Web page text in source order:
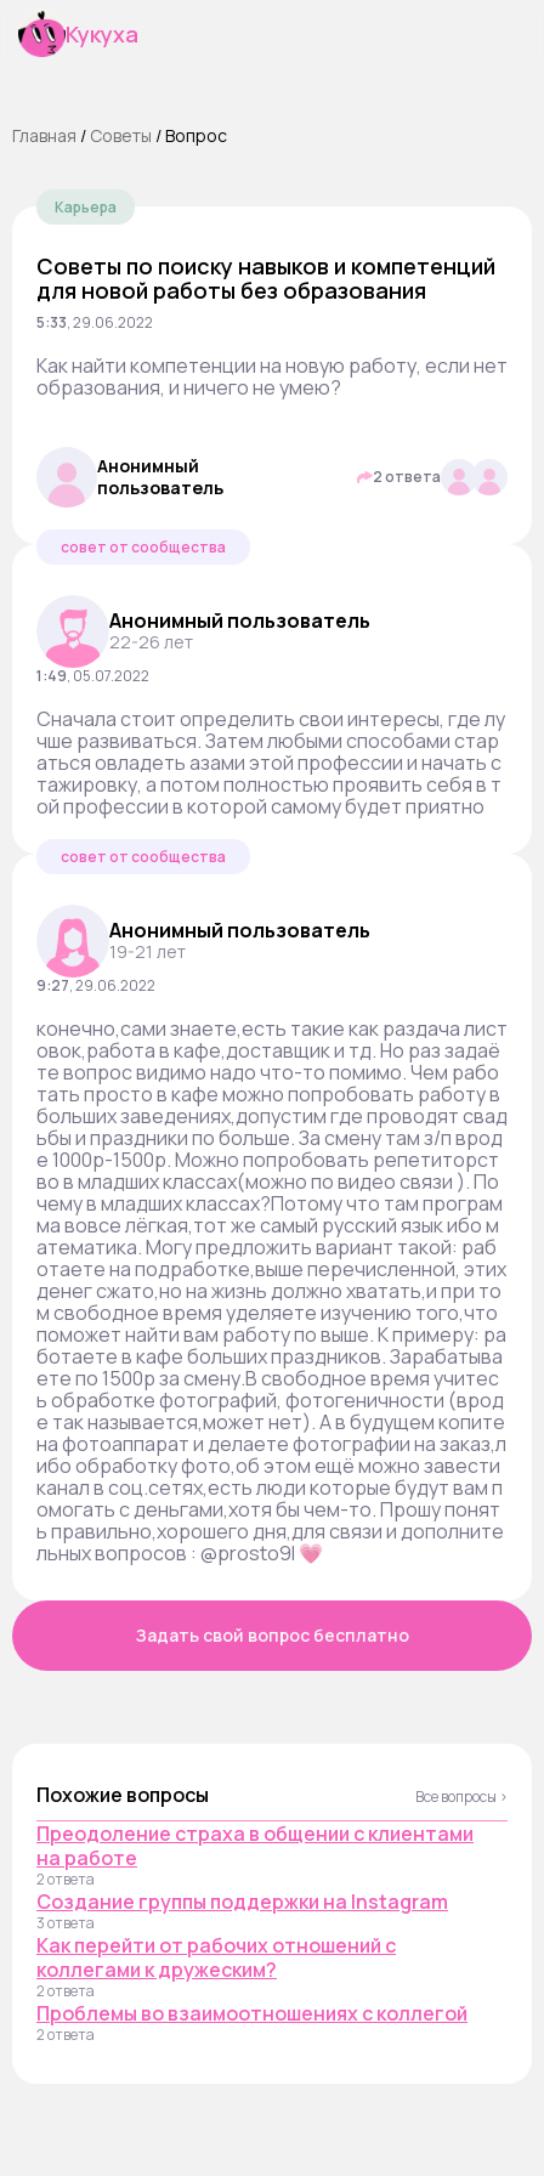
Кукуха
Главная / Cоветы /Вопрос
Карьера
Советы по поиску навыков и компетенций
для новой работы без образования
5:33,29.06.2022
Как найти компетенции на новую работу, если нет
образования, и ничего не умею?
Анонимный
пользователь
2 ответа
совет от сообщества
Анонимный пользователь
22-26 лет
1:49, 05.07.2022
Сначала стоит определить свои интересы, где лу
чше развиваться. Затем любыми способами стар
аться овладеть азами этой профессии и начать с
тажировку, а потом полностью проявить себя в т
ой профессии в которой самому будет приятно
совет от сообщества
Анонимный пользователь
19-21 лет
9:27,29.06.2022
конечно,сами знаете,есть такие как раздача лист
овок,работа в кафе,доставщик и тд. Но раз задаё
те вопрос видимо надо что-то помимо. Чем рабо
тать просто в кафе можно попробовать работу в
больших заведениях,допустим где проводят свад
ьбы и праздники по больше. За смену там з/п врод
е 1000р-1500р. Можно попробовать репетиторст
во в младших классах(можно по видео связи ). По
чему в младших классах?Потому что там програм
ма вовсе лёгкая,тот же самый русский язык ибо м
атематика. Могу предложить вариант такой: раб
отаете на подработке,выше перечисленной, этих
денег сжато,но на жизнь должно хватать,и при то
м свободное время уделяете изучению того,что
поможет найти вам работу по выше. К примеру: ра
ботаете в кафе больших праздников. Зарабатыва
ете по 1500р за смену.В свободное время учитес
ь обработке фотографий, фотогеничности (врод
е так называется,может нет). А в будущем копите
на фотоаппарат и делаете фотографии на заказ,л
ибо обработку фото,об этом ещё можно завести
канал в соц.сетях,есть люди которые будут вам п
омогать с деньгами,хотя бы чем-то. Прошу понят
ь правильно,хорошего дня,для связи и дополните
льных вопросов : @prosto9l 💗
Задать свой вопрос бесплатно
Похожие вопросы Все вопросы ›
Преодоление страха в общении с клиентами
на работе
2 ответа
Создание группы поддержки на Instagram
3 ответа
Как перейти от рабочих отношений с
коллегами к дружеским?
2 ответа
Проблемы во взаимоотношениях с коллегой
2 ответа